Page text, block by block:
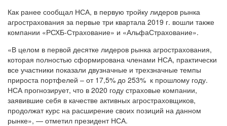
Как ранее сообщал НСА, в первую тройку лидеров рынка
агрострахования за первые три квартала 2019 г. вошли также
компании «РСХБ-Страхование» и «АльфаСтрахование».
«В целом в первой десятке лидеров рынка агрострахования,
которая полностью сформирована членами НСА, практически
все участники показали двузначные и трехзначные темпы
прироста портфелей – от 17,5% до 253% к прошлому году.
НСА прогнозирует, что в 2020 году страховые компании,
заявившие себя в качестве активных агростраховщиков,
продолжат курс на расширение своих позиций на данном
рынке», — отметил президент НСА.